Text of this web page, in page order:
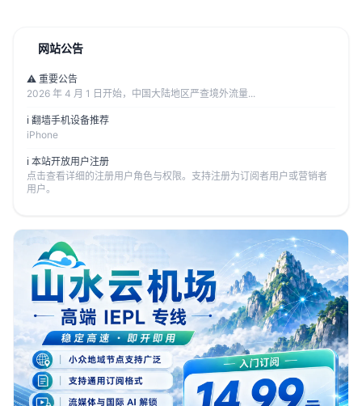
网站公告
⚠️ 重要公告
2026 年 4 月 1 日开始，中国大陆地区严查境外流量...
ℹ️ 翻墙手机设备推荐
iPhone
ℹ️ 本站开放用户注册
点击查看详细的注册用户角色与权限。支持注册为订阅者用户或营销者
用户。